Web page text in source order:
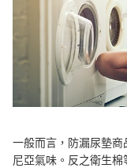
一般而言，防漏尿墊
尼亞氣味。反之衛生